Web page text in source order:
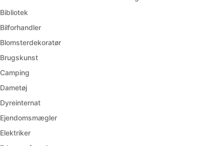
Bibliotek
Bilforhandler
Blomsterdekoratør
Brugskunst
Camping
Dametøj
Dyreinternat
Ejendomsmægler
Elektriker